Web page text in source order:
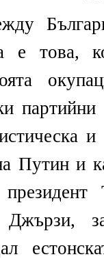
е това,
Путин и